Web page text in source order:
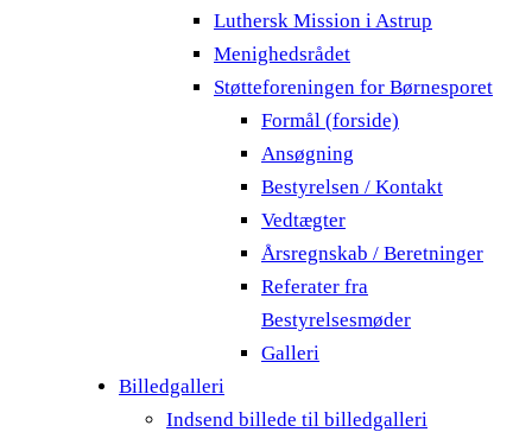
Luthersk Mission i Astrup
Menighedsrådet
Støtteforeningen for Børnesporet
Formål (forside)
Ansøgning
Bestyrelsen / Kontakt
Vedtægter
Årsregnskab / Beretninger
Referater fra
Bestyrelsesmøder
Galleri
Billedgalleri
Indsend billede til billedgalleri